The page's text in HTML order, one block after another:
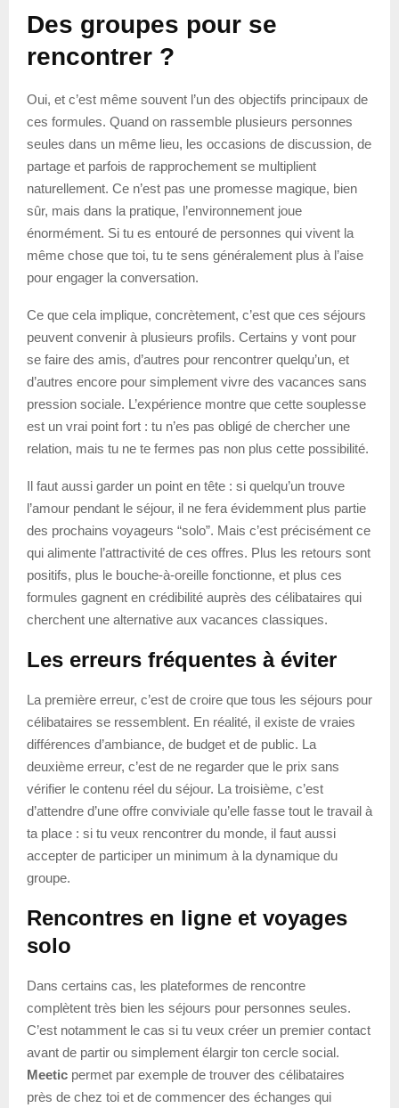
Des groupes pour se
rencontrer ?
Oui, et c’est même souvent l’un des objectifs principaux de
ces formules. Quand on rassemble plusieurs personnes
seules dans un même lieu, les occasions de discussion, de
partage et parfois de rapprochement se multiplient
naturellement. Ce n’est pas une promesse magique, bien
sûr, mais dans la pratique, l’environnement joue
énormément. Si tu es entouré de personnes qui vivent la
même chose que toi, tu te sens généralement plus à l’aise
pour engager la conversation.
Ce que cela implique, concrètement, c’est que ces séjours
peuvent convenir à plusieurs profils. Certains y vont pour
se faire des amis, d’autres pour rencontrer quelqu’un, et
d’autres encore pour simplement vivre des vacances sans
pression sociale. L’expérience montre que cette souplesse
est un vrai point fort : tu n’es pas obligé de chercher une
relation, mais tu ne te fermes pas non plus cette possibilité.
Il faut aussi garder un point en tête : si quelqu’un trouve
l’amour pendant le séjour, il ne fera évidemment plus partie
des prochains voyageurs “solo”. Mais c’est précisément ce
qui alimente l’attractivité de ces offres. Plus les retours sont
positifs, plus le bouche-à-oreille fonctionne, et plus ces
formules gagnent en crédibilité auprès des célibataires qui
cherchent une alternative aux vacances classiques.
Les erreurs fréquentes à éviter
La première erreur, c’est de croire que tous les séjours pour
célibataires se ressemblent. En réalité, il existe de vraies
différences d’ambiance, de budget et de public. La
deuxième erreur, c’est de ne regarder que le prix sans
vérifier le contenu réel du séjour. La troisième, c’est
d’attendre d’une offre conviviale qu’elle fasse tout le travail à
ta place : si tu veux rencontrer du monde, il faut aussi
accepter de participer un minimum à la dynamique du
groupe.
Rencontres en ligne et voyages
solo
Dans certains cas, les plateformes de rencontre
complètent très bien les séjours pour personnes seules.
C’est notamment le cas si tu veux créer un premier contact
avant de partir ou simplement élargir ton cercle social.
Meetic permet par exemple de trouver des célibataires
près de chez toi et de commencer des échanges qui